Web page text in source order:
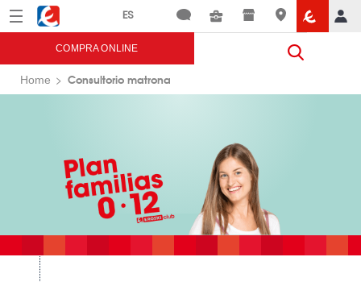
Menú Eroski
COMPRA ONLINE
Home Consultorio matrona